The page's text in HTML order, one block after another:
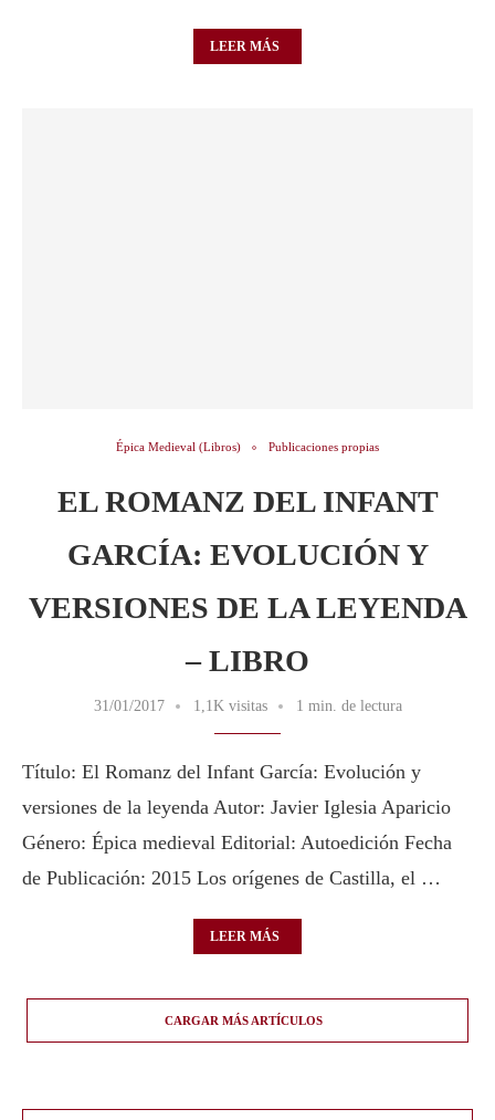
LEER MÁS
Épica Medieval (Libros) Publicaciones propias
EL ROMANZ DEL INFANT
GARCÍA: EVOLUCIÓN Y
VERSIONES DE LA LEYENDA
– LIBRO
31/01/2017 1,1K visitas 1 min. de lectura
Título: El Romanz del Infant García: Evolución y
versiones de la leyenda Autor: Javier Iglesia Aparicio
Género: Épica medieval Editorial: Autoedición Fecha
de Publicación: 2015 Los orígenes de Castilla, el …
LEER MÁS
CARGAR MÁS ARTÍCULOS